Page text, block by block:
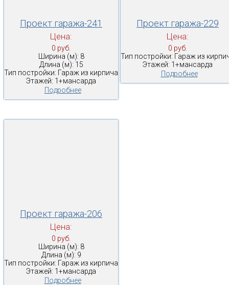
Проект гаража-241
Цена:
0 руб.
Ширина (м): 8
Длина (м): 15
Тип постройки: Гараж из кирпича
Этажей: 1+мансарда
Подробнее
Проект гаража-229
Цена:
0 руб.
Тип постройки: Гараж из
Этажей: 1+мансарда
Подробнее
Проект гаража-206
Цена:
0 руб.
Ширина (м): 8
Длина (м): 9
Тип постройки: Гараж из кирпича
Этажей: 1+мансарда
Подробнее